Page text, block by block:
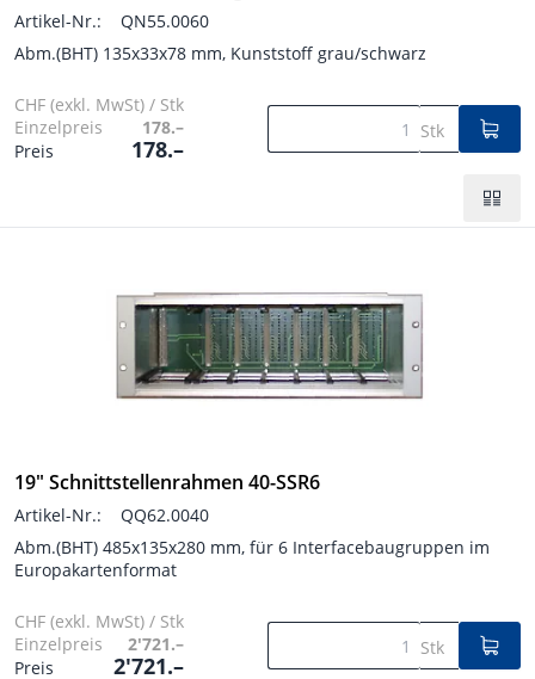
Artikel-Nr.:
QN55.0060
Abm.(BHT) 135x33x78 mm, Kunststoff grau/schwarz
CHF (exkl. MwSt) / Stk
Einzelpreis
178.–
Preis
178.–
Stk
19" Schnittstellenrahmen 40-SSR6
Artikel-Nr.:
QQ62.0040
Abm.(BHT) 485x135x280 mm, für 6 Interfacebaugruppen im
Europakartenformat
CHF (exkl. MwSt) / Stk
Einzelpreis
2'721.–
Preis
2'721.–
Stk